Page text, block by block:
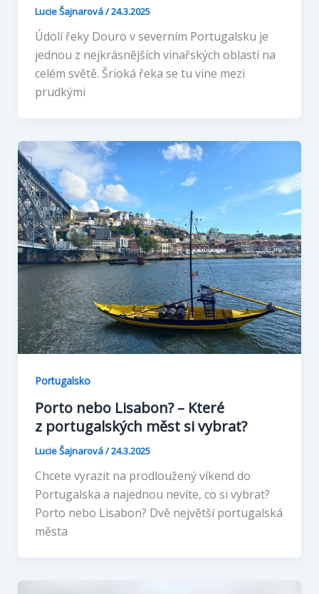
Lucie Šajnarová/24.3.2025
Údolí řeky Douro v severním Portugalsku je
jednou z nejkrásnějších vinařských oblastí na
celém světě. Šrioká řeka se tu vine mezi
prudkými
Portugalsko
Porto nebo Lisabon? – Které
z portugalských měst si vybrat?
Lucie Šajnarová/24.3.2025
Chcete vyrazit na prodloužený víkend do
Portugalska a najednou nevíte, co si vybrat?
Porto nebo Lisabon? Dvě největší portugalská
města